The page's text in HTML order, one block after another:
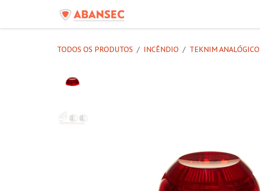
TODOS OS PRODUTOS INCÊNDIO TEKNIM ANALÓGICO